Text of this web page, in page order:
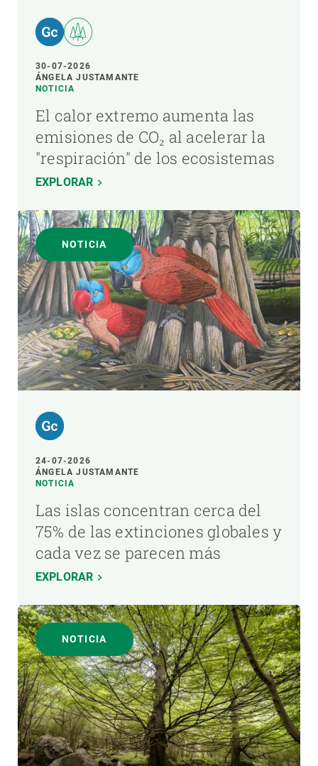
30-07-2026
ÁNGELA JUSTAMANTE
NOTICIA
El calor extremo aumenta las
emisiones de CO₂ al acelerar la
"respiración" de los ecosistemas
EXPLORAR
NOTICIA
24-07-2026
ÁNGELA JUSTAMANTE
NOTICIA
Las islas concentran cerca del
75% de las extinciones globales y
cada vez se parecen más
EXPLORAR
NOTICIA